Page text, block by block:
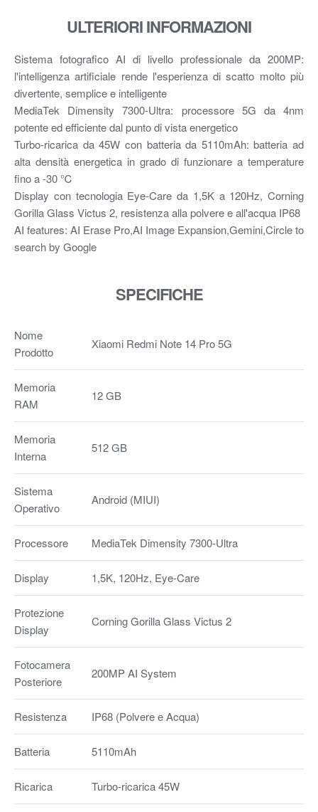
ULTERIORI INFORMAZIONI
Sistema fotografico AI di livello professionale da 200MP:
l'intelligenza artificiale rende l'esperienza di scatto molto più
divertente, semplice e intelligente
MediaTek Dimensity 7300-Ultra: processore 5G da 4nm
potente ed efficiente dal punto di vista energetico
Turbo-ricarica da 45W con batteria da 5110mAh: batteria ad
alta densità energetica in grado di funzionare a temperature
fino a -30 ℃
Display con tecnologia Eye-Care da 1,5K a 120Hz, Corning
Gorilla Glass Victus 2, resistenza alla polvere e all'acqua IP68
AI features: AI Erase Pro,AI Image Expansion,Gemini,Circle to
search by Google
SPECIFICHE
Nome
Prodotto
Xiaomi Redmi Note 14 Pro 5G
Memoria
RAM
12 GB
Memoria
Interna
512 GB
Sistema
Operativo
Android (MIUI)
Processore MediaTek Dimensity 7300-Ultra
Display 1,5K, 120Hz, Eye-Care
Protezione
Display
Corning Gorilla Glass Victus 2
Fotocamera
Posteriore
200MP AI System
Resistenza IP68 (Polvere e Acqua)
Batteria 5110mAh
Ricarica Turbo-ricarica 45W